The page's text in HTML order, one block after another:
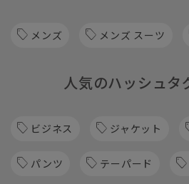
メンズ メンズ スーツ
人気のハッシュタ
ビジネス ジャケット
パンツ テーパード